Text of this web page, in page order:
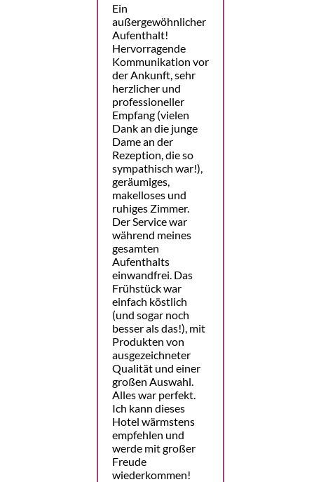
Ein
außergewöhnlicher
Aufenthalt!
Hervorragende
Kommunikation vor
der Ankunft, sehr
herzlicher und
professioneller
Empfang (vielen
Dank an die junge
Dame an der
Rezeption, die so
sympathisch war!),
geräumiges,
makelloses und
ruhiges Zimmer.
Der Service war
während meines
gesamten
Aufenthalts
einwandfrei. Das
Frühstück war
einfach köstlich
(und sogar noch
besser als das!), mit
Produkten von
ausgezeichneter
Qualität und einer
großen Auswahl.
Alles war perfekt.
Ich kann dieses
Hotel wärmstens
empfehlen und
werde mit großer
Freude
wiederkommen!